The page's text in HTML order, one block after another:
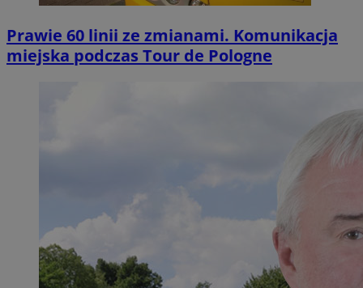
Prawie 60 linii ze zmianami. Komunikacja
miejska podczas Tour de Pologne